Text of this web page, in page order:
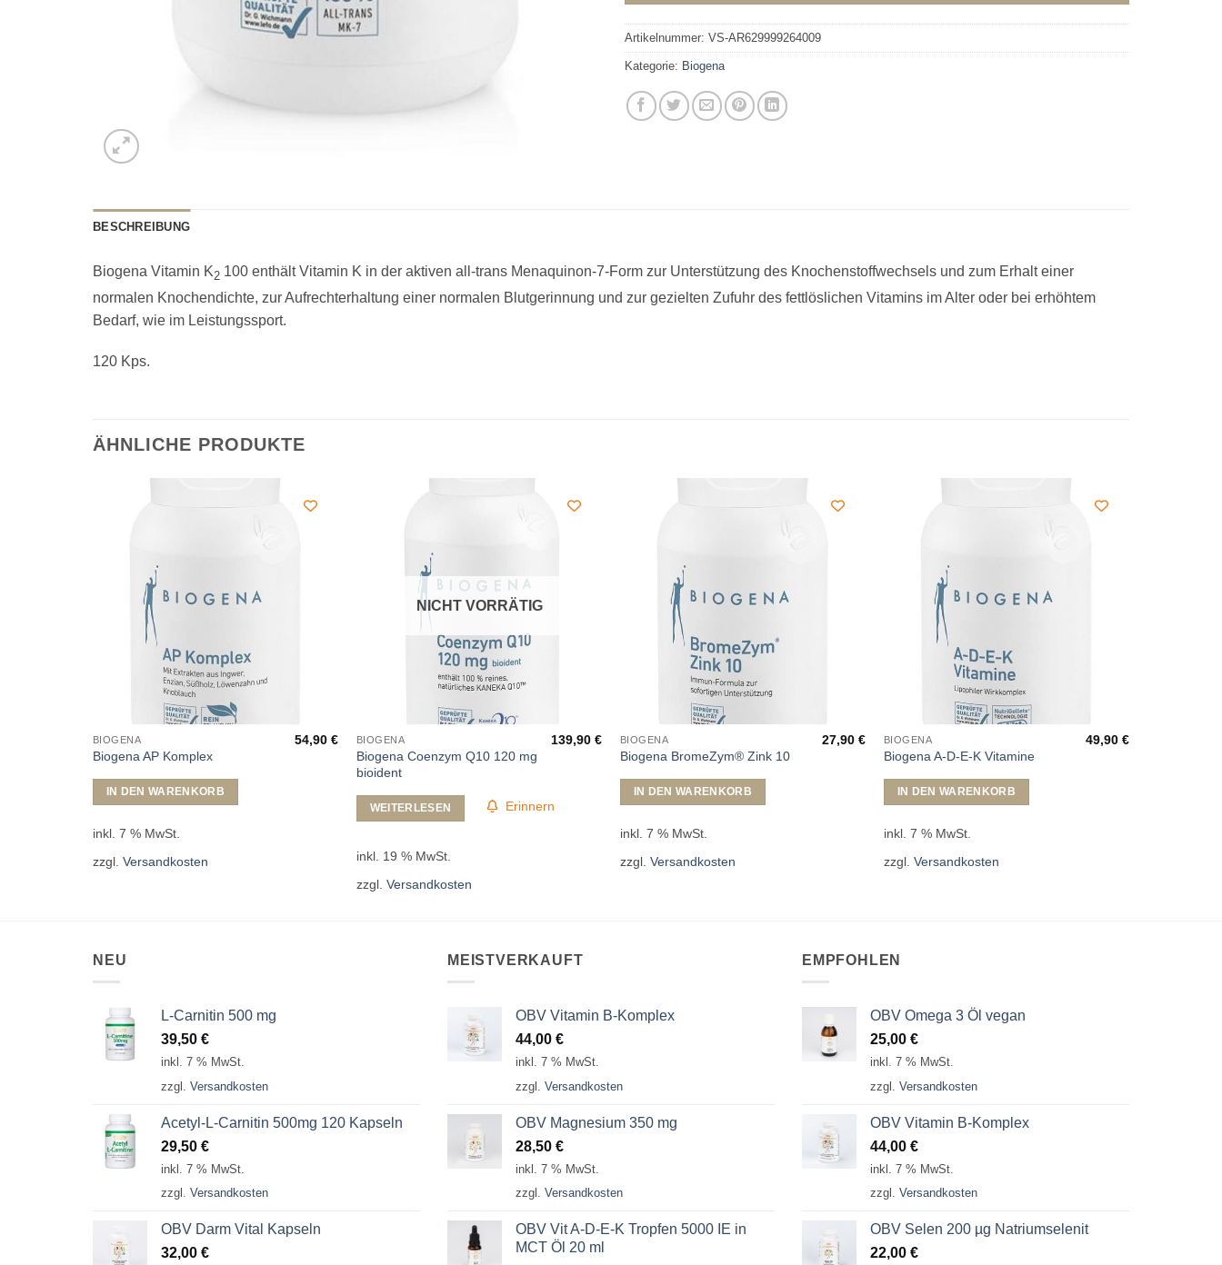
Artikelnummer: VS-AR629999264009
Kategorie: Biogena
BESCHREIBUNG
Biogena Vitamin K2 100 enthält Vitamin K in der aktiven all-trans Menaquinon-7-Form zur Unterstützung des Knochenstoffwechsels und zum Erhalt einer
normalen Knochendichte, zur Aufrechterhaltung einer normalen Blutgerinnung und zur gezielten Zufuhr des fettlöslichen Vitamins im Alter oder bei erhöhtem
Bedarf, wie im Leistungssport.
120 Kps.
ÄHNLICHE PRODUKTE
BIOGENA
Biogena AP Komplex
54,90€
IN DEN WARENKORB
inkl. 7 % MwSt.
zzgl. Versandkosten
NICHT VORRÄTIG
BIOGENA
Biogena Coenzym Q10 120 mg
bioident
139,90€
WEITERLESEN Erinnern
inkl. 19 % MwSt.
zzgl. Versandkosten
BIOGENA
Biogena BromeZym® Zink 10
27,90€
IN DEN WARENKORB
inkl. 7 % MwSt.
zzgl. Versandkosten
BIOGENA
Biogena A-D-E-K Vitamine
49,90€
IN DEN WARENKORB
inkl. 7 % MwSt.
zzgl. Versandkosten
NEU
L-Carnitin 500 mg
39,50 €
inkl. 7 % MwSt.
zzgl. Versandkosten
Acetyl-L-Carnitin 500mg 120 Kapseln
29,50 €
inkl. 7 % MwSt.
zzgl. Versandkosten
OBV Darm Vital Kapseln
32,00 €
MEISTVERKAUFT
OBV Vitamin B-Komplex
44,00 €
inkl. 7 % MwSt.
zzgl. Versandkosten
OBV Magnesium 350 mg
28,50 €
inkl. 7 % MwSt.
zzgl. Versandkosten
OBV Vit A-D-E-K Tropfen 5000 IE in
MCT Öl 20 ml
EMPFOHLEN
OBV Omega 3 Öl vegan
25,00 €
inkl. 7 % MwSt.
zzgl. Versandkosten
OBV Vitamin B-Komplex
44,00 €
inkl. 7 % MwSt.
zzgl. Versandkosten
OBV Selen 200 µg Natriumselenit
22,00 €